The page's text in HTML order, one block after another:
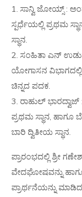
1. ಸಾನ್ವಿ ಜೋಯ್ಸ್ :
ಸ್ಪರ್ಧೆಯಲ್ಲಿ ಪ್ರಥಮ
ಸ್ಥಾನ.
2. ಸಂಹಿತಾ ಎನ್
ಯೋಗಾಸನ ವಿಭಾಗದಲ್ಲಿ
ಚಿನ್ನದ ಪದಕ.
3. ರಾಹುಲ್
ಪ್ರಥಮ ಸ್ಥಾನ, ಹಾಗೂ
ಬಾರಿ ದ್ವಿತೀಯ ಸ್ಥಾನ.
ಪ್ರಾರಂಭದಲ್ಲಿ ಶ್ರೀ
ವೇದಘೋಷವನ್ನು
ಪ್ರಾರ್ಥನೆಯನ್ನು